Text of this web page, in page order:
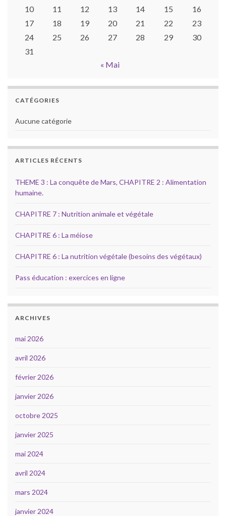
10
11 12 13 14 15
16
17
18 19 20 21 22
23
24
25 26 27 28 29
30
31
« Mai
CATÉGORIES
Aucune catégorie
ARTICLES RÉCENTS
THEME 3 : La conquête de Mars, CHAPITRE 2 : Alimentation
humaine.
CHAPITRE 7 : Nutrition animale et végétale
CHAPITRE 6 : La méiose
CHAPITRE 6 : La nutrition végétale (besoins des végétaux)
Pass éducation : exercices en ligne
ARCHIVES
mai 2026
avril 2026
février 2026
janvier 2026
octobre 2025
janvier 2025
mai 2024
avril 2024
mars 2024
janvier 2024